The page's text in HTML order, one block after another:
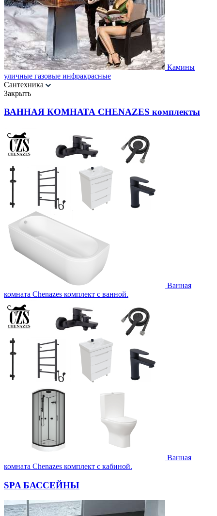
Камины
уличные газовые инфракрасные
Сантехника
Закрыть
ВАННАЯ КОМНАТА CHENAZES комплекты
Ванная
комната Chenazes комплект с ванной.
Ванная
комната Chenazes комплект с кабиной.
SPA БАССЕЙНЫ